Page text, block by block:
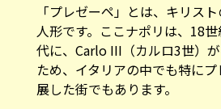
「プレゼーペ」とは、キリス
人形です。ここナポリは、18
代に、Carlo III（カルロ3世）
ため、イタリアの中でも特に
展した街でもあります。